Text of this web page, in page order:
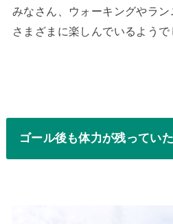
みなさん、ウォーキングやラン
さまざまに楽しんでいるようで
ゴール後も体力が残ってい